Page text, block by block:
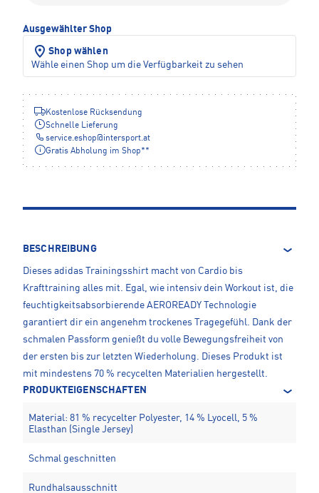
Ausgewählter Shop
Shop wählen
Wähle einen Shop um die Verfügbarkeit zu sehen
Kostenlose Rücksendung
Schnelle Lieferung
service.eshop@intersport.at
Gratis Abholung im Shop**
BESCHREIBUNG
Dieses adidas Trainingsshirt macht von Cardio bis
Krafttraining alles mit. Egal, wie intensiv dein Workout ist, die
feuchtigkeitsabsorbierende AEROREADY Technologie
garantiert dir ein angenehm trockenes Tragegefühl. Dank der
schmalen Passform genießt du volle Bewegungsfreiheit von
der ersten bis zur letzten Wiederholung. Dieses Produkt ist
mit mindestens 70 % recycelten Materialien hergestellt.
PRODUKTEIGENSCHAFTEN
Material: 81 % recycelter Polyester, 14 % Lyocell, 5 %
Elasthan (Single Jersey)
Schmal geschnitten
Rundhalsausschnitt